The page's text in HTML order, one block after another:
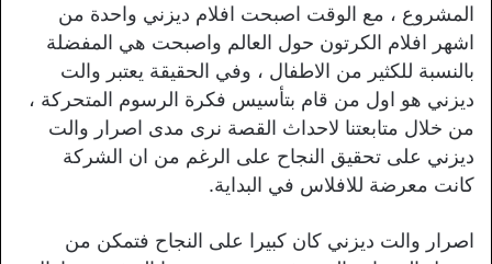
المشروع ، مع الوقت اصبحت افلام ديزني واحدة من
اشهر افلام الكرتون حول العالم واصبحت هي المفضلة
بالنسبة للكثير من الاطفال ، وفي الحقيقة يعتبر والت
ديزني هو اول من قام بتأسيس فكرة الرسوم المتحركة ،
من خلال متابعتنا لاحداث القصة نرى مدى اصرار والت
ديزني على تحقيق النجاح على الرغم من ان الشركة
كانت معرضة للافلاس في البداية.
اصرار والت ديزني كان كبيرا على النجاح فتمكن من